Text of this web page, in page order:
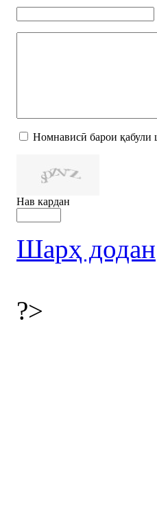
Номнависӣ барои қабули
Нав кардан
Шарҳ додан
?>